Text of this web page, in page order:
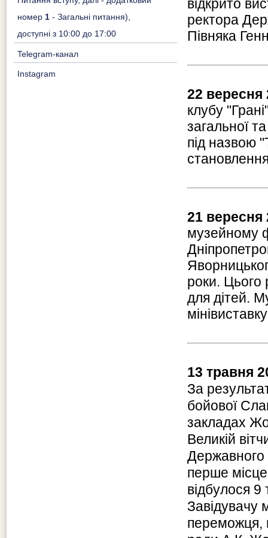
номер 1 - Загальні питання),
доступні з 10:00 до 17:00
Telegram-канал
Instagram
відкрито
ректора
Півняка
22 вересня
клубу
загальної
під назвою
21 вересня
музейному
роки.
для дітей.
13 травня
За
бойової
закладах
Великій
Державного
перше
відбулося
Завідувачу
переможця,